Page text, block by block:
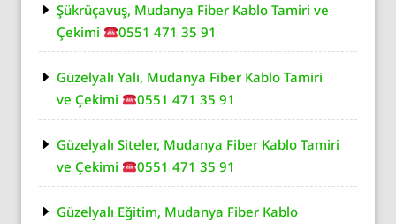
Şükrüçavuş, Mudanya Fiber Kablo Tamiri ve
Çekimi
0551 471 35 91
Güzelyalı Yalı, Mudanya Fiber Kablo Tamiri
ve Çekimi
0551 471 35 91
Güzelyalı Siteler, Mudanya Fiber Kablo Tamiri
ve Çekimi
0551 471 35 91
Güzelyalı Eğitim, Mudanya Fiber Kablo